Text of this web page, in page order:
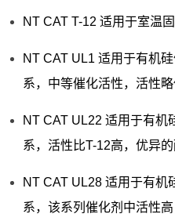
NT CAT T-12 适用于室温
NT CAT UL1 适用于有机
系，中等催化活性，活性略
NT CAT UL22 适用于有机
系，活性比T-12高，优异的
NT CAT UL28 适用于有机
系，该系列催化剂中活性高